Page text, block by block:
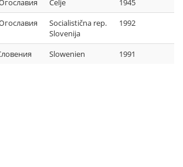
Celje
1945
Socialistična rep.
Slovenija
1992
Slowenien 1991